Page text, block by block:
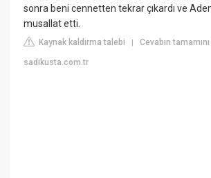
sonra beni cennetten tekrar çıkardı ve
musallat etti.
Kaynak kaldırma talebi |Cevabın
sadikusta.com.tr